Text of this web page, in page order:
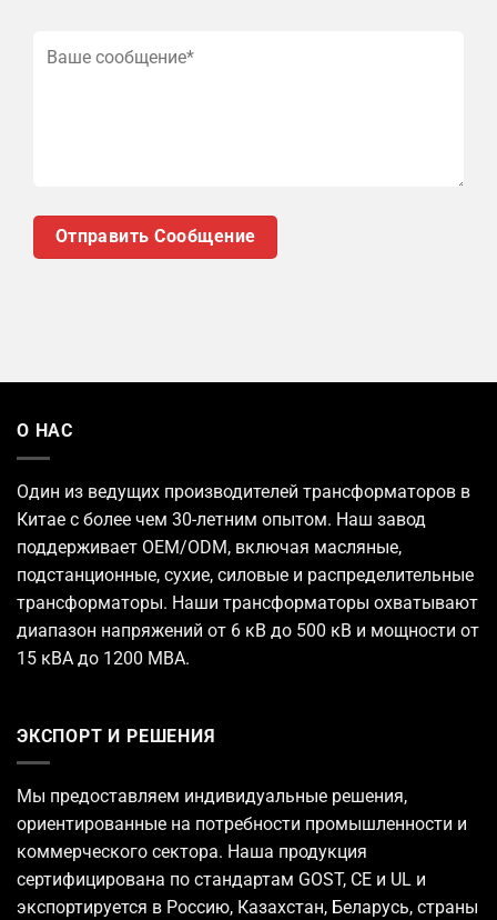
О НАС
Один из ведущих производителей трансформаторов в
Китае с более чем 30-летним опытом. Наш завод
поддерживает OEM/ODM, включая масляные,
подстанционные, сухие, силовые и распределительные
трансформаторы. Наши трансформаторы охватывают
диапазон напряжений от 6 кВ до 500 кВ и мощности от
15 кВА до 1200 МВА.
ЭКСПОРТ И РЕШЕНИЯ
Мы предоставляем индивидуальные решения,
ориентированные на потребности промышленности и
коммерческого сектора. Наша продукция
сертифицирована по стандартам GOST, CE и UL и
экспортируется в Россию, Казахстан, Беларусь, страны